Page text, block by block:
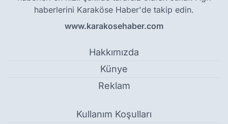
haberlerini Karaköse Haber'de takip edin.
www.karakosehaber.com
Hakkımızda
Künye
Reklam
Kullanım Koşulları